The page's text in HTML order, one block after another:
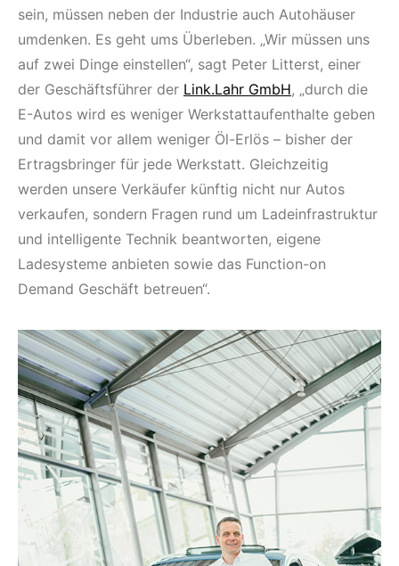
sein, müssen neben der Industrie auch Autohäuser
umdenken. Es geht ums Überleben. „Wir müssen uns
auf zwei Dinge einstellen“, sagt Peter Litterst, einer
der Geschäftsführer der Link.Lahr GmbH, „durch die
E-Autos wird es weniger Werkstattaufenthalte geben
und damit vor allem weniger Öl-Erlös – bisher der
Ertragsbringer für jede Werkstatt. Gleichzeitig
werden unsere Verkäufer künftig nicht nur Autos
verkaufen, sondern Fragen rund um Ladeinfrastruktur
und intelligente Technik beantworten, eigene
Ladesysteme anbieten sowie das Function-on
Demand Geschäft betreuen“.